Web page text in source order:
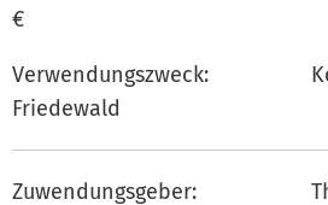
€
Verwendungszweck:
Friedewald
Zuwendungsgeber: